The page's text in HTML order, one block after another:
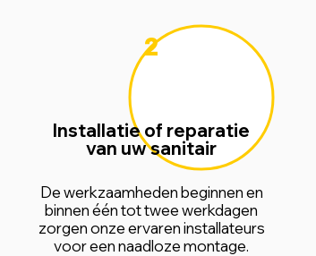
2
Installatie of reparatie
van uw sanitair
De werkzaamheden beginnen en
binnen één tot twee werkdagen
zorgen onze ervaren installateurs
voor een naadloze montage.